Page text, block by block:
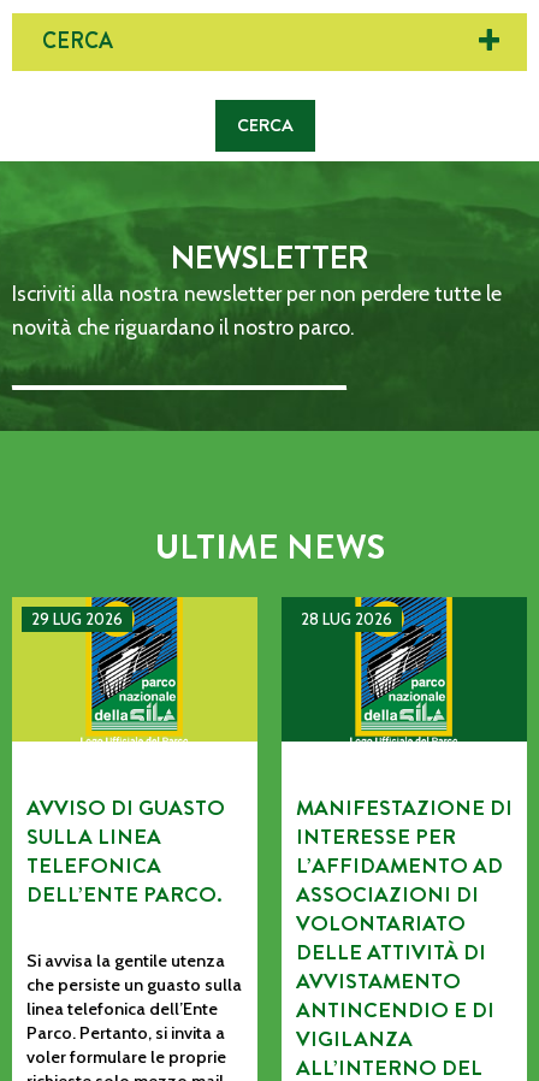
CERCA
NEWSLETTER
Iscriviti alla nostra newsletter per non perdere tutte le
novità che riguardano il nostro parco.
Email Address::: (required)
ULTIME NEWS
29 LUG 2026
AVVISO DI GUASTO SULLA LINEA TELEFONICA DELL’ENTE
AVVISO DI GUASTO
SULLA LINEA
TELEFONICA
DELL’ENTE PARCO.
Si avvisa la gentile utenza
che persiste un guasto sulla
linea telefonica dell’Ente
Parco. Pertanto, si invita a
voler formulare le proprie
28 LUG 2026
MANIFESTAZIONE DI
MANIFESTAZIONE DI
INTERESSE PER
L’AFFIDAMENTO AD
ASSOCIAZIONI DI
VOLONTARIATO
DELLE ATTIVITÀ DI
AVVISTAMENTO
ANTINCENDIO E DI
VIGILANZA
ALL’INTERNO DEL